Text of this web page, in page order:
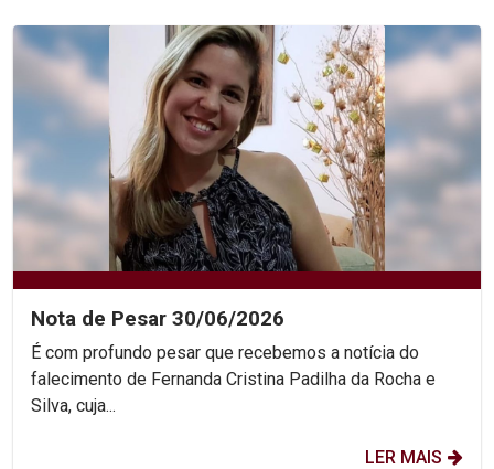
Nota de Pesar 30/06/2026
É com profundo pesar que recebemos a notícia do
falecimento de Fernanda Cristina Padilha da Rocha e
Silva, cuja...
LER MAIS